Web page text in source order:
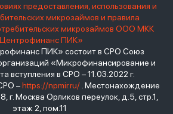
предоставления, использования и
микрозаймов и правила
микрозаймов ООО МКК
ПИК»
ПИК» состоит в СРО Союз
«Микрофинансирование и
вступления в СРО – 11.03.2022 г.
–https://npmir.ru/. Местонахождение
Москва Орликов переулок, д.5, стр.1,
этаж 2, пом.11